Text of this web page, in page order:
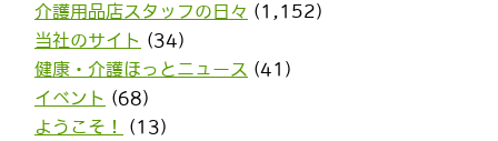
介護用品店スタッフの日々 (1,152)
当社のサイト (34)
健康・介護ほっとニュース (41)
イベント (68)
ようこそ！
(13)